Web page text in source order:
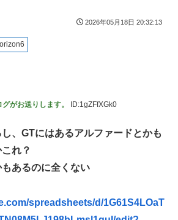
通貨スワップ交渉に全力を注ぐべき理由
てしまう
36）メイクしたら普通に美人の部類だっ
ｗｗｗｗ
パンコーン王子が日本人女性とデート
武装汁！」←１万発の核弾頭どこに
くんじゃなかった…」 日本を知ってし
り祭り」開幕へ
カー、から揚げや麺類提供 40代女性
通信タイトル「パン...
害者に関わると損をするのは事実。」
2026年05月18日 20:32:13
がお送りします。 ID:1gZFfXGk0
、GTにはあるアルファードとかも
れ？
あるのに全くない
spreadsheets/d/1G61S4LOaT